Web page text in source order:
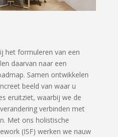
het formuleren van een
daarvan naar een
Samen ontwikkelen
beeld van waar u
eruitziet, waarbij we de
verbinden met
Met ons holistische
(ISF) werken we nauw